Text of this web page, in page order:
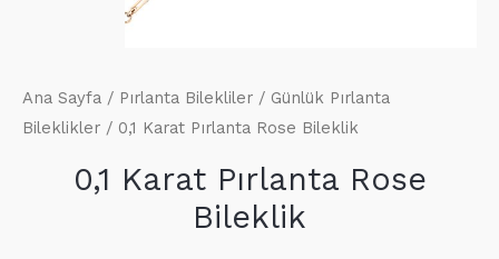
Ana Sayfa / Pırlanta Bilekliler / Günlük Pırlanta
Bileklikler / 0,1 Karat Pırlanta Rose Bileklik
0,1 Karat Pırlanta Rose
Bileklik